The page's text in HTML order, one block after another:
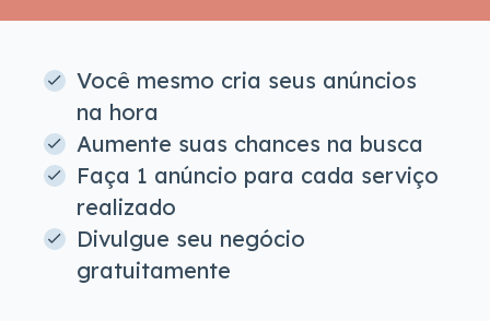
Você mesmo cria seus anúncios
na hora
Aumente suas chances na busca
Faça 1 anúncio para cada serviço
realizado
Divulgue seu negócio
gratuitamente